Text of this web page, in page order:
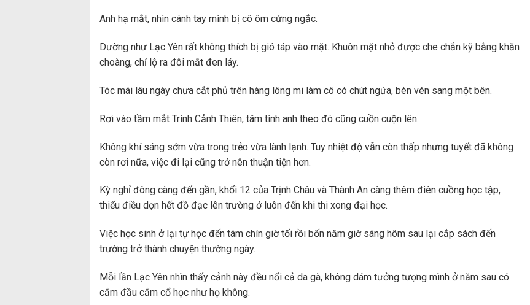
Anh hạ mắt, nhìn cánh tay mình bị cô ôm cứng ngắc.
Dường như Lạc Yên rất không thích bị gió táp vào mặt. Khuôn mặt nhỏ được che chắn kỹ bằng khăn
choàng, chỉ lộ ra đôi mắt đen láy.
Tóc mái lâu ngày chưa cắt phủ trên hàng lông mi làm cô có chút ngứa, bèn vén sang một bên.
Rơi vào tầm mắt Trình Cảnh Thiên, tâm tình anh theo đó cũng cuồn cuộn lên.
Không khí sáng sớm vừa trong trẻo vừa lành lạnh. Tuy nhiệt độ vẫn còn thấp nhưng tuyết đã không
còn rơi nữa, việc đi lại cũng trở nên thuận tiện hơn.
Kỳ nghỉ đông càng đến gần, khối 12 của Trịnh Châu và Thành An càng thêm điên cuồng học tập,
thiếu điều dọn hết đồ đạc lên trường ở luôn đến khi thi xong đại học.
Việc học sinh ở lại tự học đến tám chín giờ tối rồi bốn năm giờ sáng hôm sau lại cắp sách đến
trường trở thành chuyện thường ngày.
Mỗi lần Lạc Yên nhìn thấy cảnh này đều nổi cả da gà, không dám tưởng tượng mình ở năm sau có
cắm đầu cắm cổ học như họ không.